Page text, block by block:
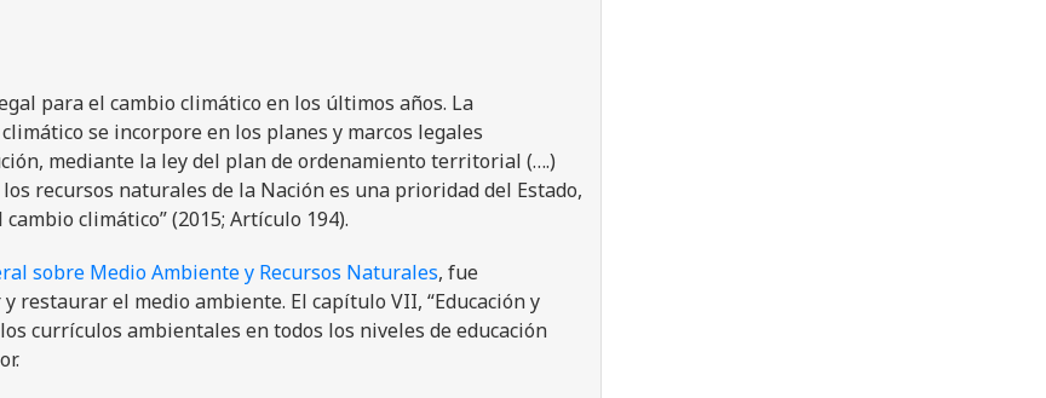
para el cambio climático en los últimos años. La
se incorpore en los planes y marcos legales
mediante la ley del plan de ordenamiento territorial (….)
recursos naturales de la Nación es una prioridad del Estado,
climático” (2015; Artículo 194).
sobre Medio Ambiente y Recursos Naturales, fue
restaurar el medio ambiente. El capítulo VII, “Educación y
currículos ambientales en todos los niveles de educación